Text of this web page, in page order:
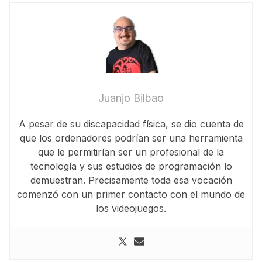
Juanjo Bilbao
A pesar de su discapacidad física, se dio cuenta de
que los ordenadores podrían ser una herramienta
que le permitirían ser un profesional de la
tecnología y sus estudios de programación lo
demuestran. Precisamente toda esa vocación
comenzó con un primer contacto con el mundo de
los videojuegos.